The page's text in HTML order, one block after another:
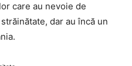
care au nevoie de
dar au încă un